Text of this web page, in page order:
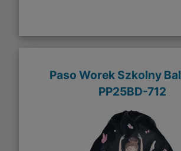
Paso Worek Szkolny
PP25BD-712